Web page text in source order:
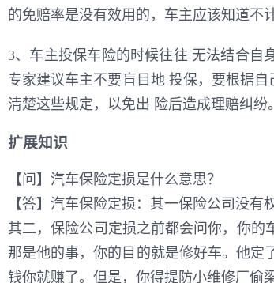
的免赔率是没有效用的，车主应该知道不
3、车主投保车险的时候往往 无法结合自
专家建议车主不要盲目地 投保，要根据
清楚这些规定，以免出 险后造成理赔纠纷。
扩展知识
【问】汽车保险定损是什么意思？
【答】汽车保险定损：其一保险公司没
其二，保险公司定损之前都会问你，你的
那是他的事，你的目的就是修好车。他定
钱你就赚了。但是，你得提防小维修厂偷